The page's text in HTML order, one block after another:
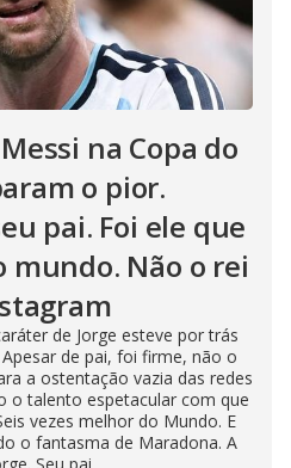
na Copa do
o pior.
pai. Foi ele que
mundo. Não o rei
de Jorge esteve por trás
de pai, foi firme, não o
a ostentação vazia das redes
o talento espetacular com que
vezes melhor do Mundo. E
o fantasma de Maradona. A